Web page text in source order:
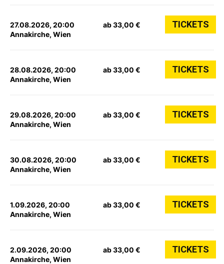
27.08.2026, 20:00
Annakirche, Wien
ab 33,00 € TICKETS
28.08.2026, 20:00
Annakirche, Wien
ab 33,00 € TICKETS
29.08.2026, 20:00
Annakirche, Wien
ab 33,00 € TICKETS
30.08.2026, 20:00
Annakirche, Wien
ab 33,00 € TICKETS
1.09.2026, 20:00
Annakirche, Wien
ab 33,00 € TICKETS
2.09.2026, 20:00
Annakirche, Wien
ab 33,00 € TICKETS